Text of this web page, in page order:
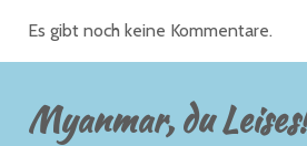
Es gibt noch keine Kommentare.
Myanmar, du Leises!